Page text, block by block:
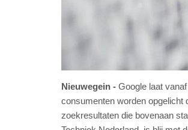
Nieuwegein
Google laat
consumenten worden opgelicht
zoekresultaten die bovenaan